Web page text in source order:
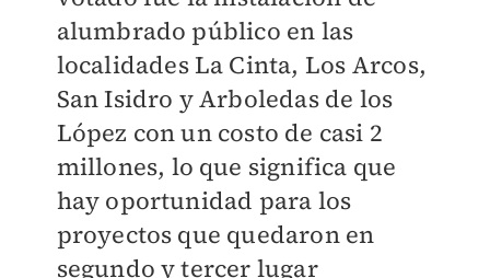
alumbrado público en las
localidades La Cinta, Los Arcos,
San Isidro y Arboledas de los
López con un costo de casi 2
millones, lo que significa que
hay oportunidad para los
proyectos que quedaron en
segundo y tercer lugar